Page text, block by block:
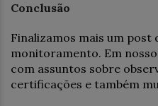
Conclusão
Finalizamos mais um
monitoramento. Em
com assuntos sobre
certificações e também